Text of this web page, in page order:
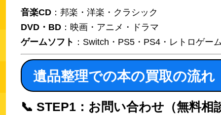
音楽CD ：邦楽・洋楽・クラシック
DVD・BD ：映画・アニメ・ドラマ
ゲームソフト ：Switch・PS5・PS4・レトロゲー
遺品整理での本の買取の流れ
📞 STEP1：お問い合わせ（無料相